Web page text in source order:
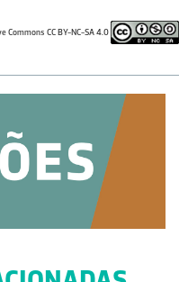
Commons CC BY-NC-SA 4.0